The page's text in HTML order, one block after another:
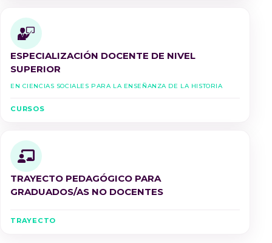
ESPECIALIZACIÓN DOCENTE DE NIVEL
SUPERIOR
en Ciencias Sociales para la Enseñanza de la Historia
CURSOS
TRAYECTO PEDAGÓGICO PARA
GRADUADOS/AS NO DOCENTES
TRAYECTO